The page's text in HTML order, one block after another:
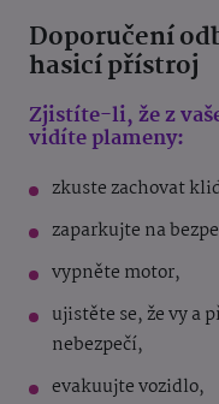
Doporučení
hasicí přístroj
Zjistíte-li, že z
vidíte plameny:
zkuste zachovat
zaparkujte na
vypněte motor,
ujistěte se, že vy a
nebezpečí,
evakuujte vozidlo,